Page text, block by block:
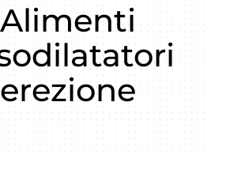
Alimenti
erezione